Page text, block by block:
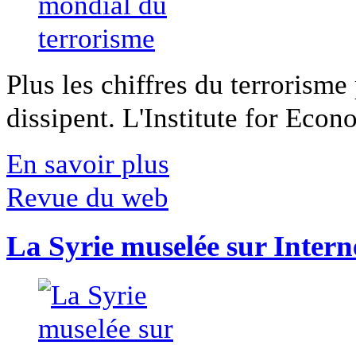
Plus les chiffres du
dissipent. L'Institute for
En savoir plus
Revue du web
La Syrie muselée sur